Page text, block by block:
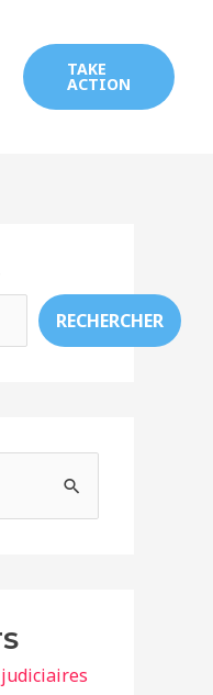
TAKE
ACTION
RECHERCHER